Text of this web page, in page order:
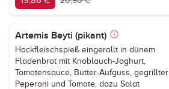
Artemis Beyti (pikant)
Hackfleischspieß eingerollt in dünem
Fladenbrot mit Knoblauch-Joghurt,
Tomatensauce, Butter-Aufguss, gegrillter
Peperoni und Tomate, dazu Salat